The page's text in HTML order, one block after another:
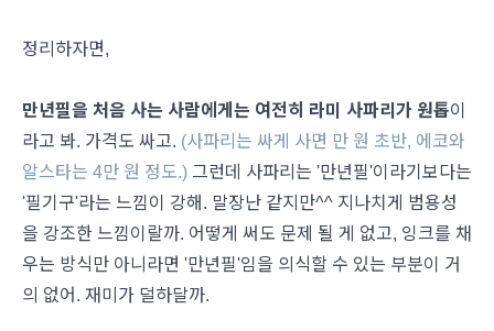
정리하자면,
만년필을 처음 사는 사람에게는 여전히 라미 사파리가 원톱이
라고 봐. 가격도 싸고. (사파리는 싸게 사면 만 원 초반, 에코와
알스타는 4만 원 정도.) 그런데 사파리는 '만년필'이라기보다는
'필기구'라는 느낌이 강해. 말장난 같지만^^ 지나치게 범용성
을 강조한 느낌이랄까. 어떻게 써도 문제 될 게 없고, 잉크를 채
우는 방식만 아니라면 '만년필'임을 의식할 수 있는 부분이 거
의 없어. 재미가 덜하달까.